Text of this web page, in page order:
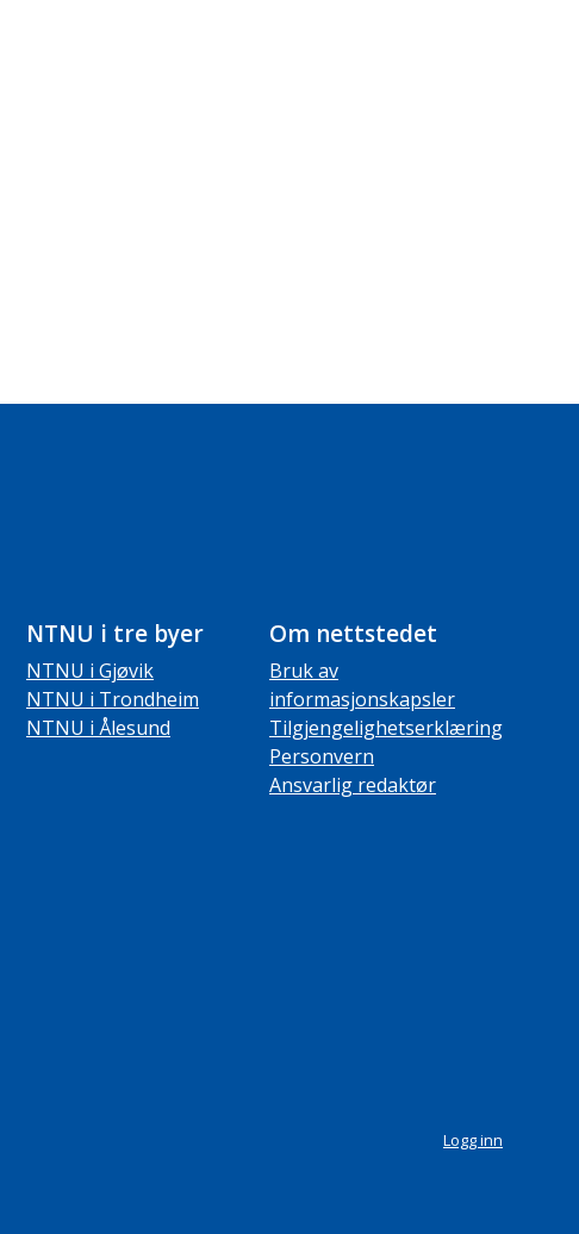
NTNU i tre byer
NTNU i Gjøvik
NTNU i Trondheim
NTNU i Ålesund
Om nettstedet
Bruk av
informasjonskapsler
Tilgjengelighetserklæring
Personvern
Ansvarlig redaktør
Logg inn